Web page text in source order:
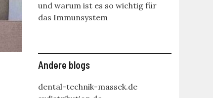
und warum ist es so wichtig für
das Immunsystem
Andere blogs
dental-technik-massek.de